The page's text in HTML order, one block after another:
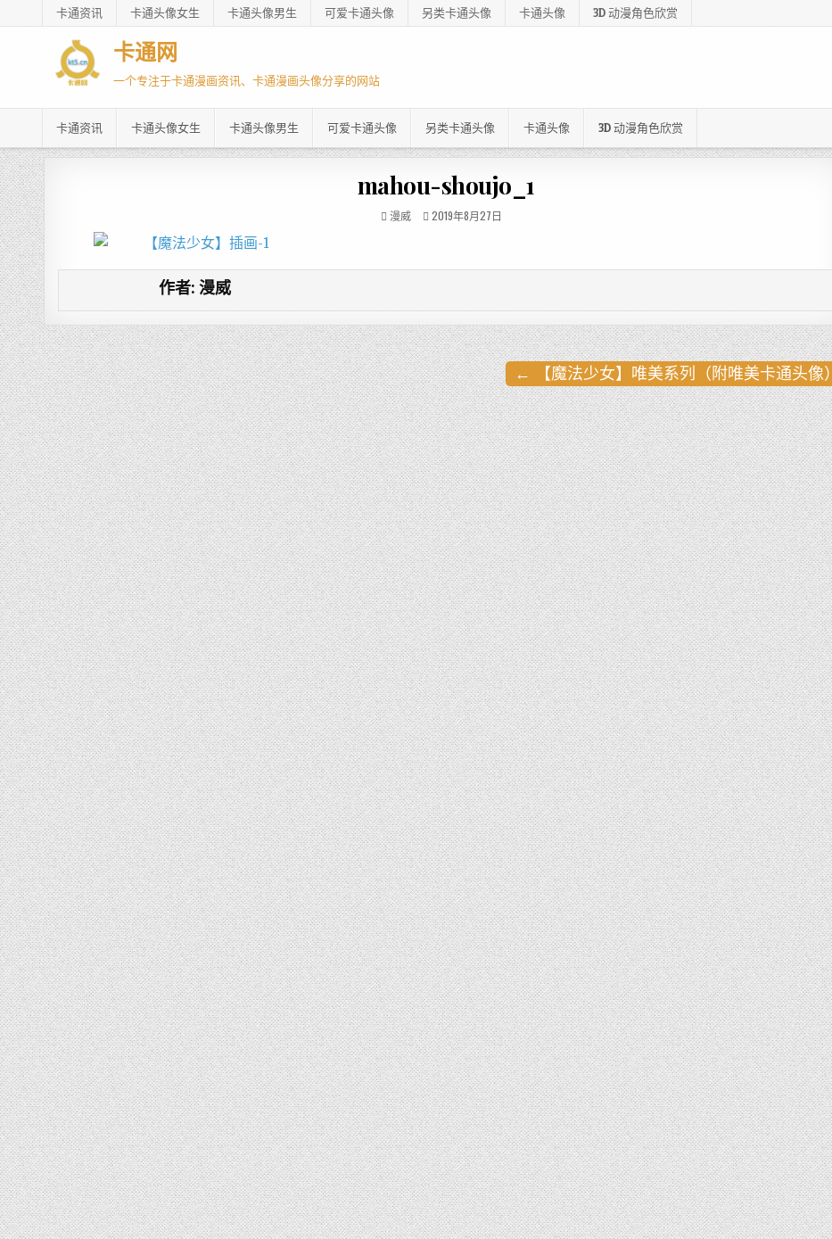
卡通资讯 卡通头像女生 卡通头像男生 可爱卡通头像 另类卡通头像 卡通头像 3D 动漫角色欣赏
卡通网
一个专注于卡通漫画资讯、卡通漫画头像分享的网站
卡通资讯 卡通头像女生 卡通头像男生 可爱卡通头像 另类卡通头像 卡通头像 3D 动漫角色欣赏
mahou-shoujo_1
漫威 2019年8月27日
作者: 漫威
文
章
导
航
← 【魔法少女】唯美系列（附唯美卡通头像）